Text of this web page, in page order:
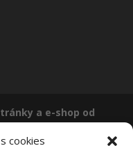
cookies
a e-shop od